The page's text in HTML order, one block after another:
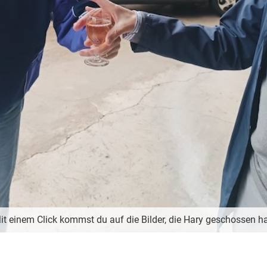
einem Click kommst du auf die Bilder, die Hary geschossen